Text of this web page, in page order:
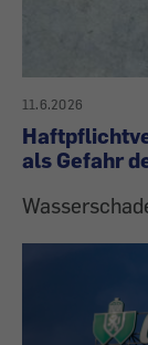
11.6.2026
als Gefahr